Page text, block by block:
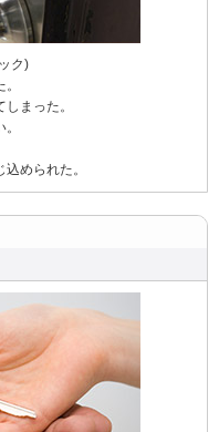
ク)
まった。
められた。